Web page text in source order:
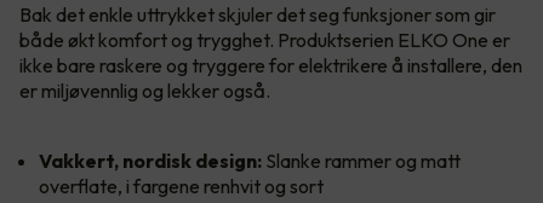
Bak det enkle uttrykket skjuler det seg funksjoner som gir
både økt komfort og trygghet. Produktserien ELKO One er
ikke bare raskere og tryggere for elektrikere å installere, den
er miljøvennlig og lekker også.
Vakkert, nordisk design: Slanke rammer og matt
overflate, i fargene renhvit og sort